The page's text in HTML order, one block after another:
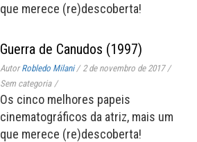
que merece (re)descoberta!
Guerra de Canudos (1997)
AutorRobledo Milani / 2 de novembro de 2017 /
Sem categoria /
Os cinco melhores papeis
cinematográficos da atriz, mais um
que merece (re)descoberta!